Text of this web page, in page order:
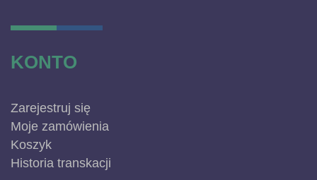
KONTO
Zarejestruj się
Moje zamówienia
Koszyk
Historia transkacji